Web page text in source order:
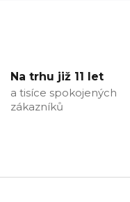
Na trhu již 11 let
a tisíce spokojených
zákazníků